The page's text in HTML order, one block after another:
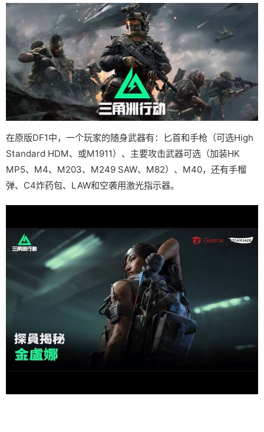
在原版DF1中，一个玩家的随身武器有：匕首和手枪（可选High
Standard HDM、或M1911）、主要攻击武器可选（加装HK
MP5、M4、M203、M249 SAW、M82）、M40，还有手榴
弹、C4炸药包、LAW和空袭用激光指示器。